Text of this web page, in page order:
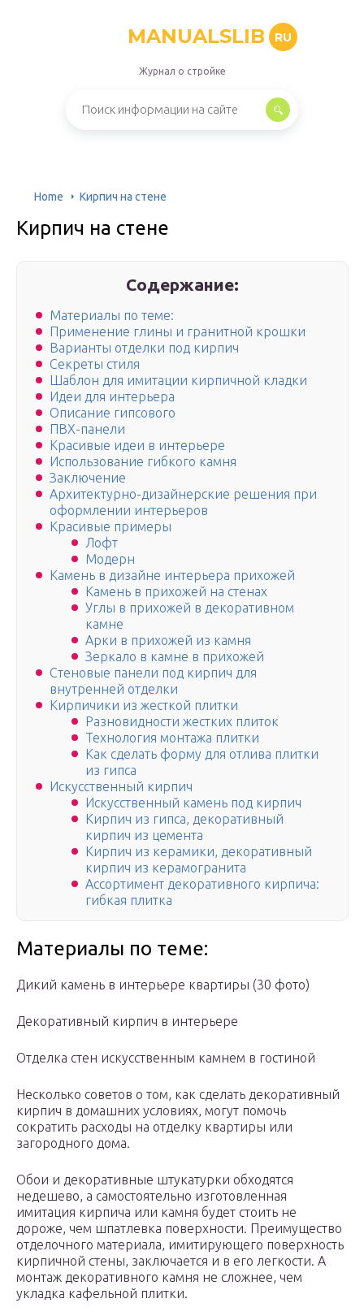
MANUALSLIB RU
Журнал о стройке
Home Кирпич на стене
Кирпич на стене
Содержание:
Материалы по теме:
Применение глины и гранитной крошки
Варианты отделки под кирпич
Секреты стиля
Шаблон для имитации кирпичной кладки
Идеи для интерьера
Описание гипсового
ПВХ-панели
Красивые идеи в интерьере
Использование гибкого камня
Заключение
Архитектурно-дизайнерские решения при
оформлении интерьеров
Красивые примеры
Лофт
Модерн
Камень в дизайне интерьера прихожей
Камень в прихожей на стенах
Углы в прихожей в декоративном
камне
Арки в прихожей из камня
Зеркало в камне в прихожей
Стеновые панели под кирпич для
внутренней отделки
Кирпичики из жесткой плитки
Разновидности жестких плиток
Технология монтажа плитки
Как сделать форму для отлива плитки
из гипса
Искусственный кирпич
Искусственный камень под кирпич
Кирпич из гипса, декоративный
кирпич из цемента
Кирпич из керамики, декоративный
кирпич из керамогранита
Ассортимент декоративного кирпича:
гибкая плитка
Материалы по теме:
Дикий камень в интерьере квартиры (30 фото)
Декоративный кирпич в интерьере
Отделка стен искусственным камнем в гостиной
Несколько советов о том, как сделать декоративный
кирпич в домашних условиях, могут помочь
сократить расходы на отделку квартиры или
загородного дома.
Обои и декоративные штукатурки обходятся
недешево, а самостоятельно изготовленная
имитация кирпича или камня будет стоить не
дороже, чем шпатлевка поверхности. Преимущество
отделочного материала, имитирующего поверхность
кирпичной стены, заключается и в его легкости. А
монтаж декоративного камня не сложнее, чем
укладка кафельной плитки.